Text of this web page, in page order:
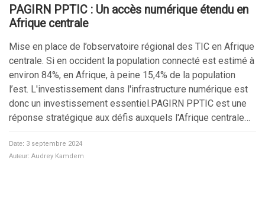
PAGIRN PPTIC : Un accès numérique étendu en
Afrique centrale
Mise en place de l’observatoire régional des TIC en Afrique
centrale. Si en occident la population connecté est estimé à
environ 84%, en Afrique, à peine 15,4% de la population
l’est. L'investissement dans l'infrastructure numérique est
donc un investissement essentiel.PAGIRN PPTIC est une
réponse stratégique aux défis auxquels l'Afrique centrale…
Date: 3 septembre 2024
Auteur: Audrey Kamdem